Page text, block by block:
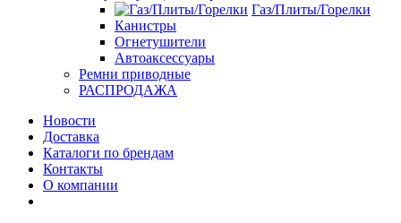
Газ/Плиты/Горелки
Канистры
Огнетушители
Автоаксессуары
Ремни приводные
РАСПРОДАЖА
Новости
Доставка
Каталоги по брендам
Контакты
О компании